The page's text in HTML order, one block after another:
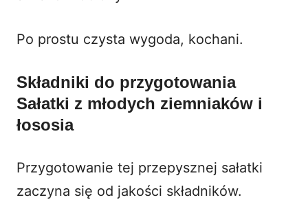
Po prostu czysta wygoda, kochani.
Składniki do przygotowania
Sałatki z młodych ziemniaków i
łososia
Przygotowanie tej przepysznej sałatki
zaczyna się od jakości składników.